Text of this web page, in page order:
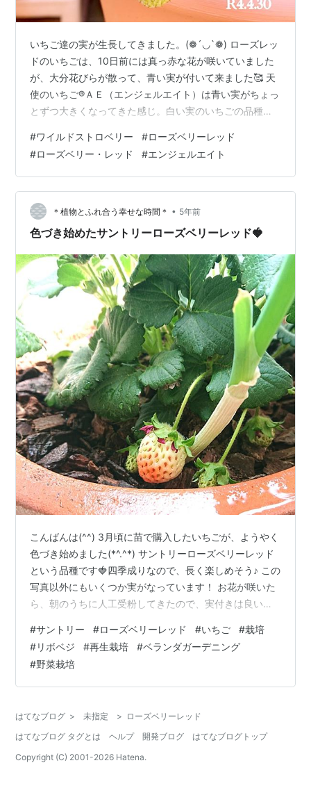
いちご達の実が生長してきました。(❁´◡`❁) ローズレッ
ドのいちごは、10日前には真っ赤な花が咲いていました
が、大分花びらが散って、青い実が付いて来ました🥰 天
使のいちご®ＡＥ（エンジェルエイト）は青い実がちょっ
とずつ大きくなってきた感じ。白い実のいちごの品種な
😋らくなりイチゴの実も数が増えてきました。名前通り
今のところ楽に実が成ってくれていますね(^^)vワイルド
ストロベリーもいっぱい可愛い実が成っています(*´∀`)♪
chocoblog218.com chocoblog218.com
chocoblog218.com chocoblog…
#ワイルドストロベリー #ローズベリーレッド
#ローズベリー・レッド #エンジェルエイト
＊植物とふれ合う幸せな時間＊ • 5年前
色づき始めたサントリーローズベリーレッド🍓
こんばんは(^^) 3月頃に苗で購入したいちごが、ようやく
色づき始めました(*^.^*) サントリーローズベリーレッド
という品種です🍓四季成りなので、長く楽しめそう♪ この
写真以外にもいくつか実がなっています！ お花が咲いた
ら、朝のうちに人工受粉してきたので、実付きは良いで
(^^) コンパニオンプランツのねぎを一緒に植えていま
す。 そのおかげで、いちごには、全く虫が付きません！
ありがたい(*^.^*)ねぎは、苗では無く、スーパーのねぎ
を使った残りの根っこを再生栽培したもの。 リボベジと
再生栽培…
#サントリー #ローズベリーレッド #いちご #栽培
#リボベジ #再生栽培 #ベランダガーデニング
#野菜栽培
はてなブログ > 未指定 > ローズベリーレッド
はてなブログ タグとは
ヘルプ 開発ブログ
はてなブログトップ
Copyright (C) 2001-2026 Hatena.